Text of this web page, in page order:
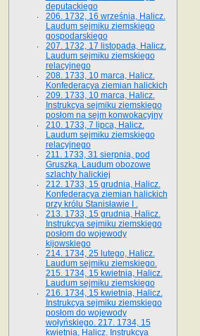
deputackiego
206. 1732, 16 września, Halicz.
Laudum sejmiku ziemskiego
gospodarskiego
207. 1732, 17 listopada, Halicz.
Laudum sejmiku ziemskiego
relacyjnego
208. 1733, 10 marca, Halicz.
Konfederacya ziemian halickich­
209. 1733, 10 marca, Halicz.
Instrukcya sejmiku ziemskiego
posłom na sejm konwokacyjny
210. 1733, 7 lipca, Halicz.
Laudum sejmiku ziemskiego
relacyjnego
211. 1733, 31 sierpnia, pod
Gruszką. Laudum obozowe
szlachty halickiej
212. 1733, 15 grudnia, Halicz.
Konfederacya ziemian halickich
przy królu Stanisławie I .
213. 1733, 15 grudnia, Halicz.
Instrukcya sejmiku ziemskiego
posłom do wojewody
kijowskiego
214. 1734, 25 lutego, Halicz.
Laudum sejmiku ziemskiego.
215. 1734, 15 kwietnia, Halicz.
Laudum sejmiku ziemskiego
216. 1734, 15 kwietnia, Halicz.
Instrukcya sejmiku ziemskiego
posłom do wojewody
wołyńskiego. 217. 1734, 15
kwietnia, Halicz. Instrukcya